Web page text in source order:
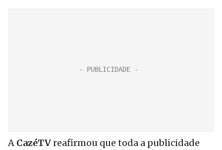
A CazéTVreafirmou que toda a publicidade